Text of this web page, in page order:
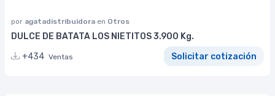
por agatadistribuidora en Otros
DULCE DE BATATA LOS NIETITOS 3.900 Kg.
+434 Ventas Solicitar cotización